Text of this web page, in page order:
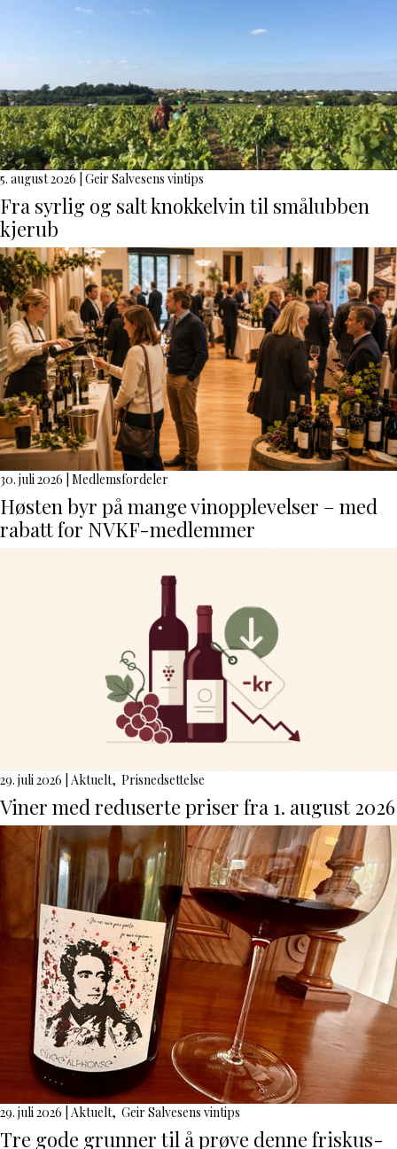
5. august 2026 Geir Salvesens vintips
Fra syrlig og salt knokkelvin til smålubben
kjerub
30. juli 2026 Medlemsfordeler
Høsten byr på mange vinopplevelser – med
rabatt for NVKF-medlemmer
29. juli 2026 Aktuelt, Prisnedsettelse
Viner med reduserte priser fra 1. august 2026
29. juli 2026 Aktuelt, Geir Salvesens vintips
Tre gode grunner til å prøve denne friskus-